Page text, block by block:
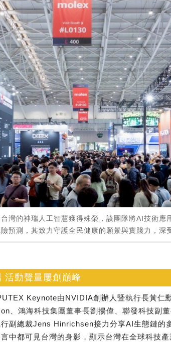
灣的神瑞人工智慧獲得殊榮，該團隊將AI技術應
預測，其致力守護全民健康的願景與實踐力，深
活動聲量屢創巔峰
Keynote由NVIDIA創辦人暨執行長黃仁
、鴻海科技集團董事長劉揚偉、聯發科技副
副總裁Jens Hinrichsen接力分享AI生態鏈的
中都可見台灣的身影，顯示台灣在全球科技